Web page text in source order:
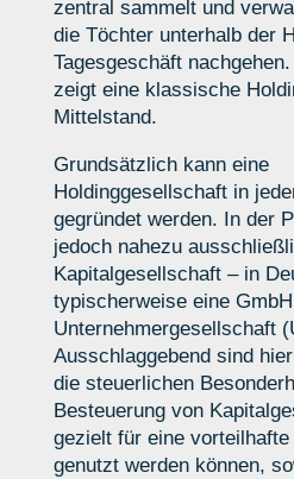
zentral sammelt und
die Töchter unterhalb der
Tagesgeschäft
zeigt eine klassische
Mittelstand.
Grundsätzlich kann eine
Holdinggesellschaft in
gegründet werden. In der
jedoch nahezu
Kapitalgesellschaft – in
typischerweise eine
Unternehmergesellschaft
Ausschlaggebend sind
die steuerlichen
Besteuerung von
gezielt für eine
genutzt werden können,